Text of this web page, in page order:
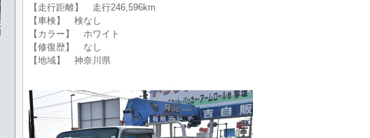
【走行距離】 走行246,596km
【車検】 検なし
【カラー】 ホワイト
【修復歴】 なし
【地域】 神奈川県